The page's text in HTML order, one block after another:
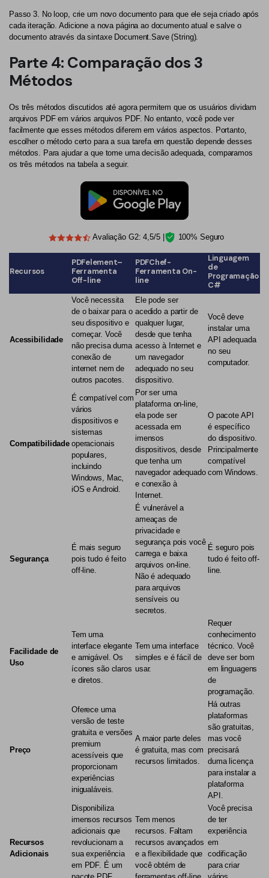
Passo 3.
No loop, crie um novo documento para que ele seja criado após
cada iteração. Adicione a nova página ao documento atual e salve o
documento através da sintaxe Document.Save (String).
Parte 4: Comparação dos 3
Métodos
Os três métodos discutidos até agora permitem que os usuários dividam
arquivos PDF em vários arquivos PDF. No entanto, você pode ver
facilmente que esses métodos diferem em vários aspectos. Portanto,
escolher o método certo para a sua tarefa em questão depende desses
métodos. Para ajudar a que tome uma decisão adequada, comparamos
os três métodos na tabela a seguir.
Avaliação G2: 4,5/5 | 100% Seguro
Recursos
PDFelement–
Ferramenta
Off-line
PDFChef-
Ferramenta On-
line
Linguagem
de
Programação
C#
Acessibilidade
Você necessita
de o baixar para o
seu dispositivo e
começar. Você
não precisa duma
conexão de
internet nem de
outros pacotes.
Ele pode ser
acedido a partir de
qualquer lugar,
desde que tenha
acesso à Internet e
um navegador
adequado no seu
dispositivo.
Você deve
instalar uma
API adequada
no seu
computador.
Compatibilidade
É compatível com
vários
dispositivos e
sistemas
operacionais
populares,
incluindo
Windows, Mac,
iOS e Android.
Por ser uma
plataforma on-line,
ela pode ser
acessada em
imensos
dispositivos, desde
que tenha um
navegador adequado
e conexão à
Internet.
O pacote API
é específico
do dispositivo.
Principalmente
compatível
com Windows.
Segurança
É mais seguro
pois tudo é feito
off-line.
É vulnerável a
ameaças de
privacidade e
segurança pois você
carrega e baixa
arquivos on-line.
Não é adequado
para arquivos
sensíveis ou
secretos.
É seguro pois
tudo é feito off-
line.
Facilidade de
Uso
Tem uma
interface elegante
e amigável. Os
ícones são claros
e diretos.
Tem uma interface
simples e é fácil de
usar.
Requer
conhecimento
técnico. Você
deve ser bom
em linguagens
de
programação.
Preço
Oferece uma
versão de teste
gratuita e versões
premium
acessíveis que
proporcionam
experiências
inigualáveis.
A maior parte deles
é gratuita, mas com
recursos limitados.
Há outras
plataformas
são gratuitas,
mas você
precisará
duma licença
para instalar a
plataforma
API.
Recursos
Adicionais
Disponibiliza
imensos recursos
adicionais que
revolucionam a
sua experiência
em PDF. É um
Tem menos
recursos. Faltam
recursos avançados
e a flexibilidade que
você obtém de
Você precisa
de ter
experiência
em
codificação
para criar